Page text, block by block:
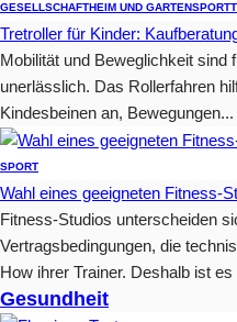
GESELLSCHAFTHEIM UND GARTENSPORT
Tretroller für Kinder:
Mobilität und Beweglichkeit sind
unerlässlich. Das Rollerfahren
Kindesbeinen an, Bewegungen...
SPORT
Wahl eines geeigneten Fitness-
Fitness-Studios unterscheiden
Vertragsbedingungen, die
How ihrer Trainer. Deshalb ist es
Gesundheit